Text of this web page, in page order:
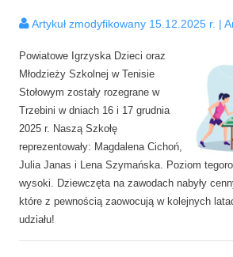
Artykuł zmodyfikowany 15.12.2025 r. |
Powiatowe Igrzyska Dzieci oraz
Młodzieży Szkolnej w Tenisie
Stołowym zostały rozegrane w
Trzebini w dniach 16 i 17 grudnia
2025 r. Naszą Szkołę
reprezentowały: Magdalena Cichoń,
Julia Janas i Lena Szymańska. Poziom
wysoki. Dziewczęta na zawodach nabyły
które z pewnością zaowocują w kolejnych
udziału!